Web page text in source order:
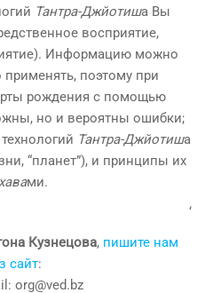
Тантра-Джйотиша Вы
восприятие,
Информацию можно
применять, поэтому при
рождения с помощью
но и вероятны ошибки;
Тантра-Джйотиша
“планет”), и принципы их
ми.
‘
Кузнецова, пишите нам
сайт:
org@ved.bz